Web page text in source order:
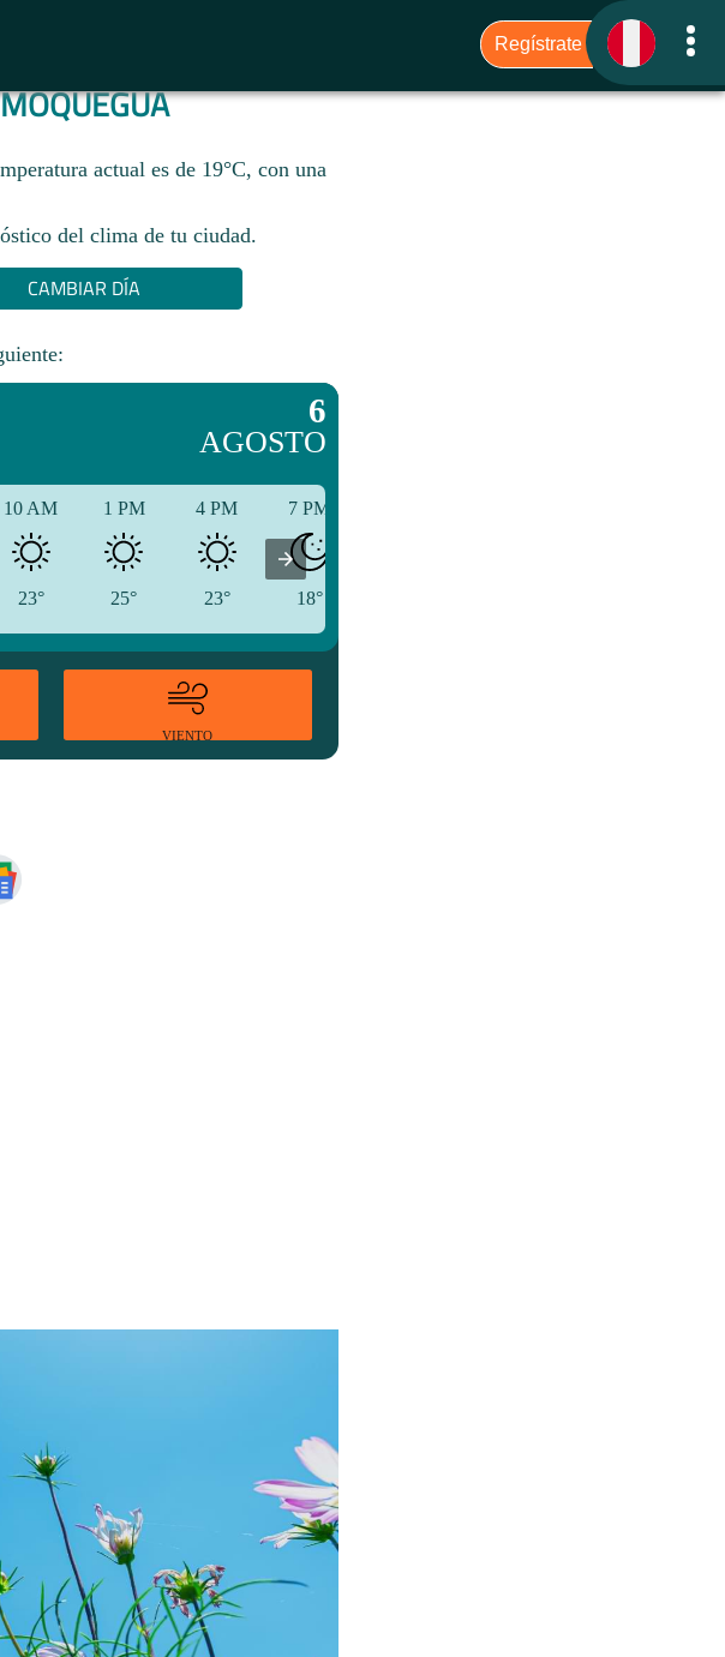
MOQUEGUA
actual es de 19°C, con una
del clima de tu ciudad.​
CAMBIAR DÍA
6
AGOSTO
10 AM
23°
1 PM
25°
4 PM
23°
7 PM
18°
VIENTO